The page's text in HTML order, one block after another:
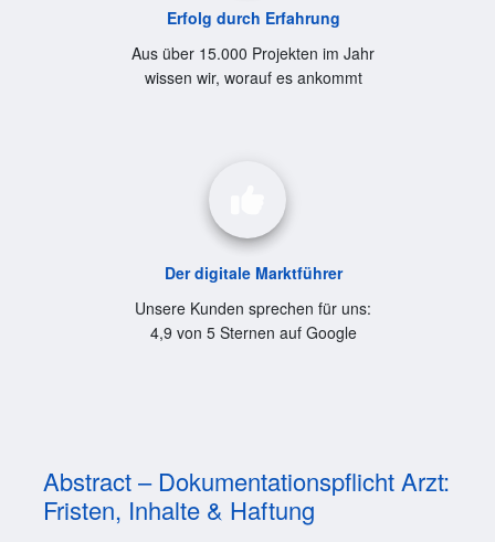
Erfolg durch Erfahrung
Aus über 15.000 Projekten im Jahr
wissen wir, worauf es ankommt
Der digitale Marktführer
Unsere Kunden sprechen für uns:
4,9 von 5 Sternen auf Google
Abstract – Dokumentationspflicht Arzt:
Fristen, Inhalte & Haftung